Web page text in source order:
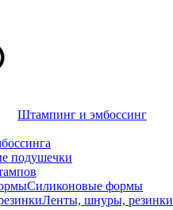
Штампинг и эмбоссинг
подушечки
Силиконовые формы
Ленты, шнуры, резинки